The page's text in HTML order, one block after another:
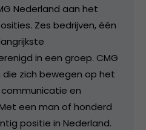
Nederland aan het
Zes bedrijven, één
in een groep. CMG
zich bewegen op het
communicatie en
een man of honderd
positie in Nederland.